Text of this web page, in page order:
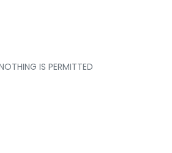
IS PERMITTED